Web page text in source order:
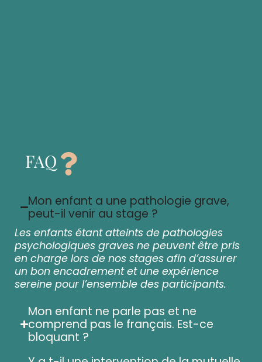
FAQ
Mon enfant a une pathologie grave,
peut-il venir au stage ?
Les enfants étant atteints de pathologies
psychologiques graves ne peuvent être pris
en charge lors de nos stages afin d’assurer
un bon encadrement et une expérience
sereine pour l’ensemble des participants.
Mon enfant ne parle pas et ne
comprend pas le français. Est-ce
bloquant ?